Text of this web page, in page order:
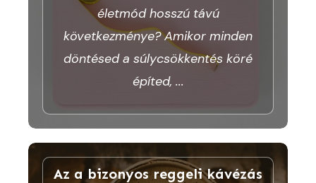
életmód hosszú távú
következménye? Amikor minden
döntésed a súlycsökkentés köré
építed, ...
Az a bizonyos reggeli kávézás